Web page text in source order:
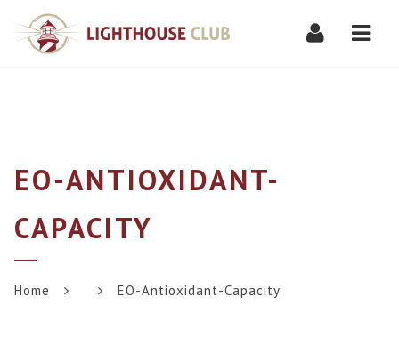
EO-ANTIOXIDANT-
CAPACITY
Home EO-Antioxidant-Capacity